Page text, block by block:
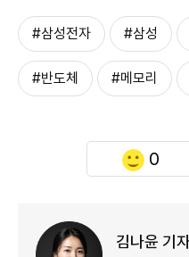
#삼성전자 #삼성
#반도체 #메모리
0
김나윤 기